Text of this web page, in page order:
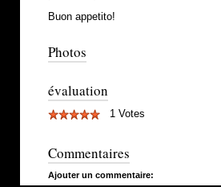
Buon appetito!
Photos
évaluation
1 Votes
Commentaires
Ajouter un commentaire: